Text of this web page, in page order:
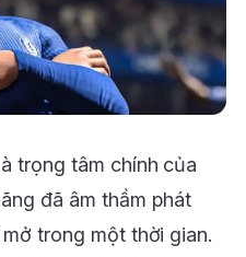
trọng tâm chính của
đã âm thầm phát
trong một thời gian.